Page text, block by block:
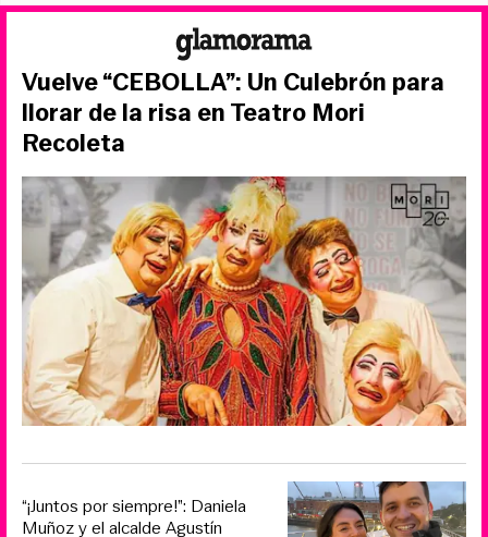
Vuelve “CEBOLLA”: Un Culebrón para
llorar de la risa en Teatro Mori
Recoleta
“¡Juntos por siempre!”: Daniela
Muñoz y el alcalde Agustín